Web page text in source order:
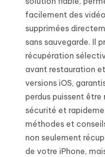
facilement des
supprimées
sans sauvegarde. Il
récupération
avant restauration
versions iOS,
perdus puissent
sécurité et
méthodes et
non seulement
de votre iPhone,